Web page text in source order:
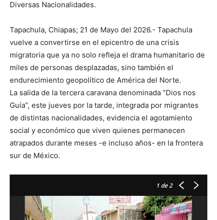
Diversas Nacionalidades.
Tapachula, Chiapas; 21 de Mayo del 2026.- Tapachula
vuelve a convertirse en el epicentro de una crisis
migratoria que ya no solo refleja el drama humanitario de
miles de personas desplazadas, sino también el
endurecimiento geopolítico de América del Norte.
La salida de la tercera caravana denominada “Dios nos
Guía”, este jueves por la tarde, integrada por migrantes
de distintas nacionalidades, evidencia el agotamiento
social y económico que viven quienes permanecen
atrapados durante meses -e incluso años- en la frontera
sur de México.
1 de 2